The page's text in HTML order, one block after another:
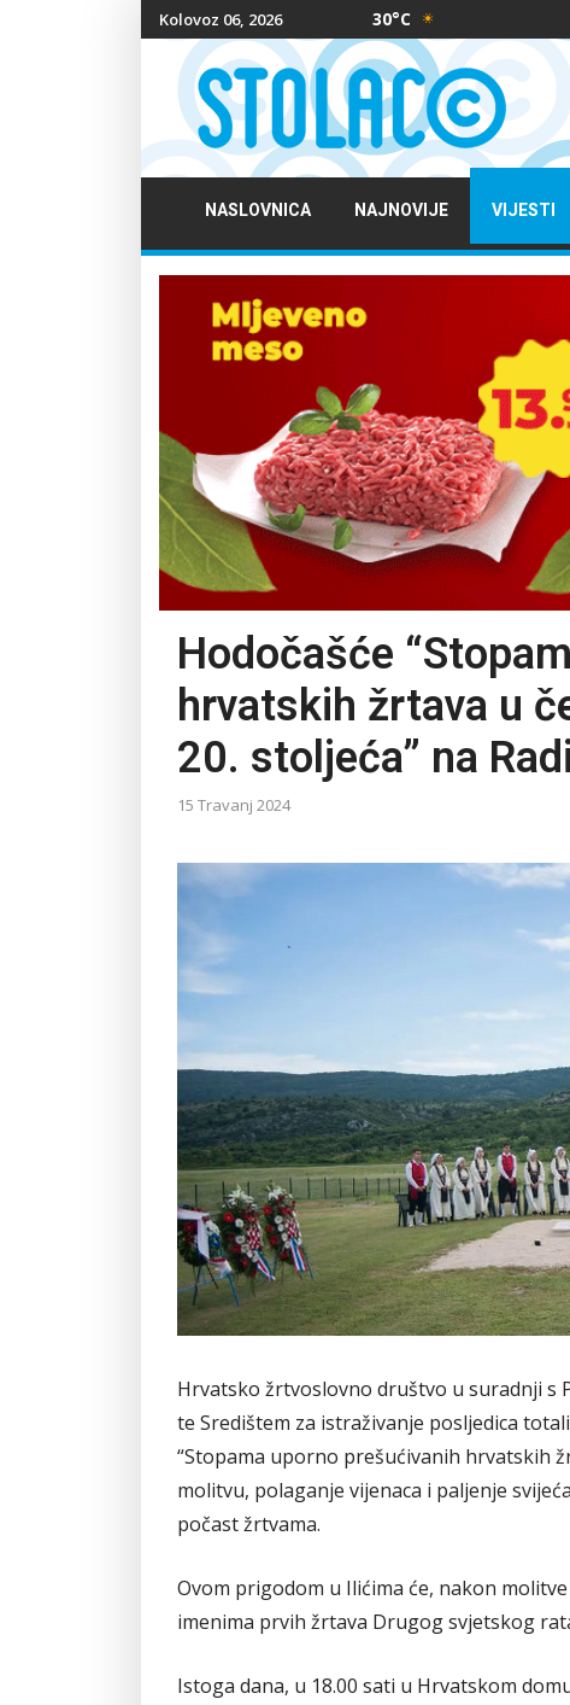
Kolovoz 06, 2026 30°C
NASLOVNICA NAJNOVIJE VIJESTI
Hodočašće
hrvatskih žrtava u
20. stoljeća” na
15 Travanj 2024
Hrvatsko žrtvoslovno društvo u suradnji s
te Središtem za istraživanje posljedica
“Stopama uporno prešućivanih hrvatskih
molitvu, polaganje vijenaca i paljenje
počast žrtvama.
Ovom prigodom u Ilićima će, nakon
imenima prvih žrtava Drugog svjetskog
Istoga dana, u 18.00 sati u Hrvatskom